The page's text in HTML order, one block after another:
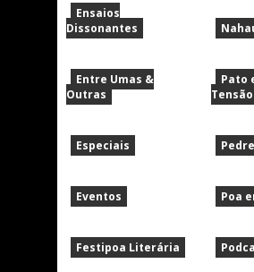
Ensaios
Dissonantes
Entre Umas &
Outras
Especiais
Eventos
Festipoa Literária
Pato
Tensão
Poa